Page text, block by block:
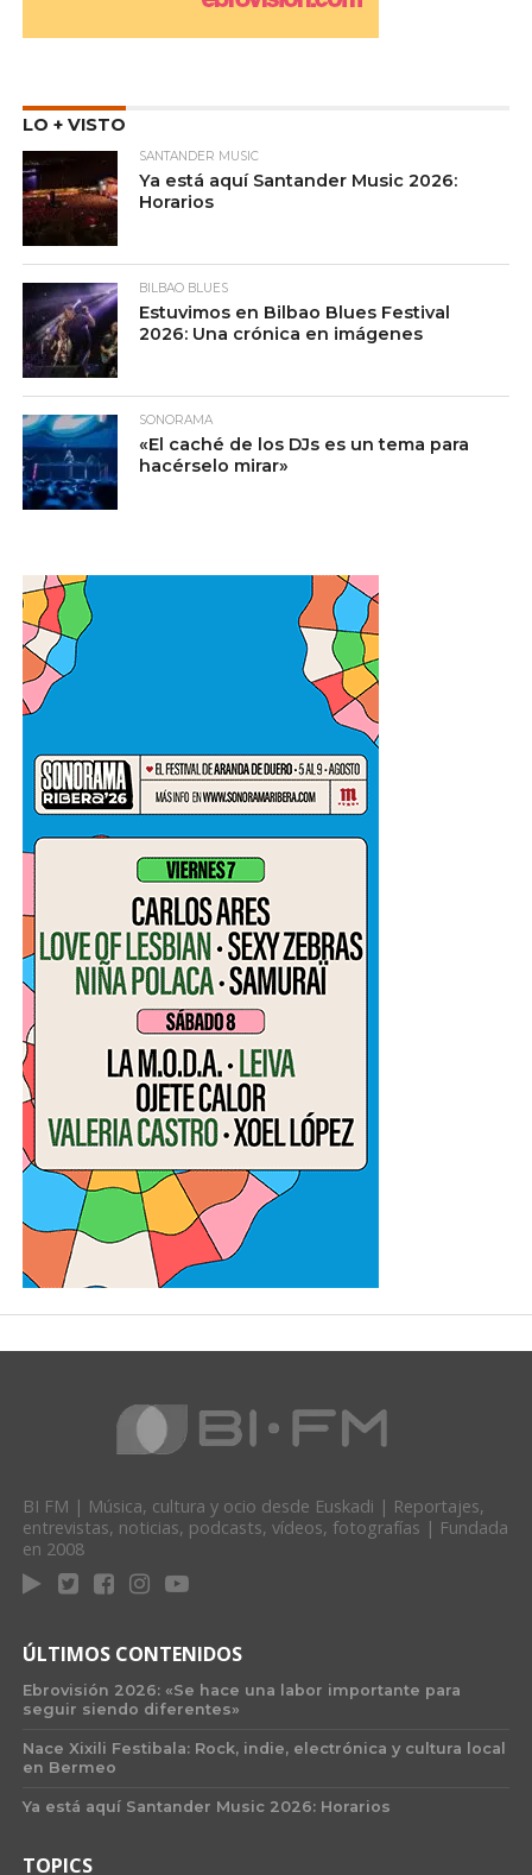
LO + VISTO
SANTANDER MUSIC
Ya está aquí Santander Music 2026:
Horarios
BILBAO BLUES
Estuvimos en Bilbao Blues Festival
2026: Una crónica en imágenes
SONORAMA
«El caché de los DJs es un tema para
hacérselo mirar»
BI FM | Música, cultura y ocio desde Euskadi | Reportajes,
entrevistas, noticias, podcasts, vídeos, fotografías | Fundada
en 2008
ÚLTIMOS CONTENIDOS
Ebrovisión 2026: «Se hace una labor importante para
seguir siendo diferentes»
Nace Xixili Festibala: Rock, indie, electrónica y cultura local
en Bermeo
Ya está aquí Santander Music 2026: Horarios
TOPICS